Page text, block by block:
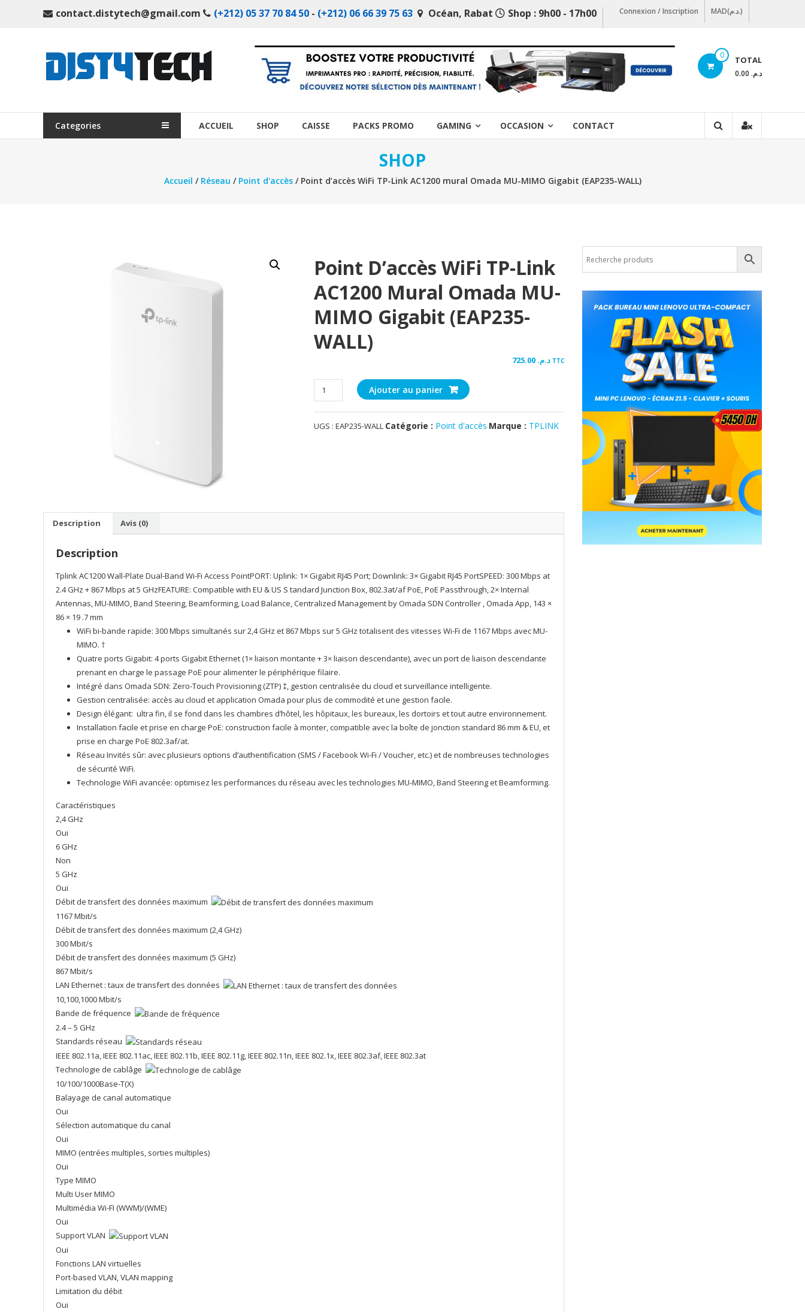
contact.distytech@gmail.com (+212) 05 37 70 84 50 - (+212) 06 66 39 75 63 Océan, Rabat Shop : 9h00 - 17h00 Connexion / Inscription MAD(د.م.)
DistyTech
Votre
ligne
de
0 TOTAL
د.م. 0.00
Categories ACCUEIL SHOP CAISSE PACKS PROMO GAMING OCCASION CONTACT
SHOP
Accueil / Réseau / Point d'accès/ Point d’accès WiFi TP-Link AC1200 mural Omada MU-MIMO Gigabit (EAP235-WALL)
Point D’accès WiFi TP-Link
AC1200 Mural Omada MU-
MIMO Gigabit (EAP235-
WALL)
د.م. TTC
quantité
de
Point
d'accès
MIMO
WALL)
Ajouter au panier
UGS :EAP235-WALL Catégorie : Point d'accès Marque : TPLINK
Description Avis (0)
Description
Tplink AC1200 Wall-Plate Dual-Band Wi-Fi Access PointPORT: Uplink: 1× Gigabit RJ45 Port; Downlink: 3× Gigabit RJ45 PortSPEED: 300 Mbps at
2.4 GHz + 867 Mbps at 5 GHzFEATURE: Compatible with EU & US S tandard Junction Box, 802.3at/af PoE, PoE Passthrough, 2× Internal
Antennas, MU-MIMO, Band Steering, Beamforming, Load Balance, Centralized Management by Omada SDN Controller , Omada App, 143 ×
86 × 19 .7 mm
WiFi bi-bande rapide: 300 Mbps simultanés sur 2,4 GHz et 867 Mbps sur 5 GHz totalisent des vitesses Wi-Fi de 1167 Mbps avec MU-
MIMO. †
Quatre ports Gigabit: 4 ports Gigabit Ethernet (1× liaison montante + 3× liaison descendante), avec un port de liaison descendante
prenant en charge le passage PoE pour alimenter le périphérique filaire.
Intégré dans Omada SDN: Zero-Touch Provisioning (ZTP) ‡, gestion centralisée du cloud et surveillance intelligente.
Gestion centralisée: accès au cloud et application Omada pour plus de commodité et une gestion facile.
Design élégant: ultra fin, il se fond dans les chambres d’hôtel, les hôpitaux, les bureaux, les dortoirs et tout autre environnement.
Installation facile et prise en charge PoE: construction facile à monter, compatible avec la boîte de jonction standard 86 mm & EU, et
prise en charge PoE 802.3af/at.
Réseau Invités sûr: avec plusieurs options d’authentification (SMS / Facebook Wi-Fi / Voucher, etc.) et de nombreuses technologies
de sécurité WiFi.
Technologie WiFi avancée: optimisez les performances du réseau avec les technologies MU-MIMO, Band Steering et Beamforming.
Caractéristiques
2,4 GHz
Oui
6 GHz
Non
5 GHz
Oui
Débit de transfert des données maximum
1167 Mbit/s
Débit de transfert des données maximum (2,4 GHz)
300 Mbit/s
Débit de transfert des données maximum (5 GHz)
867 Mbit/s
LAN Ethernet : taux de transfert des données
10,100,1000 Mbit/s
Bande de fréquence
2.4 – 5 GHz
Standards réseau
IEEE 802.11a, IEEE 802.11ac, IEEE 802.11b, IEEE 802.11g, IEEE 802.11n, IEEE 802.1x, IEEE 802.3af, IEEE 802.3at
Technologie de cablâge
10/100/1000Base-T(X)
Balayage de canal automatique
Oui
Sélection automatique du canal
Oui
MIMO (entrées multiples, sorties multiples)
Oui
Type MIMO
Multi User MIMO
Multimédia Wi-FI (WWM)/(WME)
Oui
Support VLAN
Oui
Fonctions LAN virtuelles
Port-based VLAN, VLAN mapping
Limitation du débit
Oui